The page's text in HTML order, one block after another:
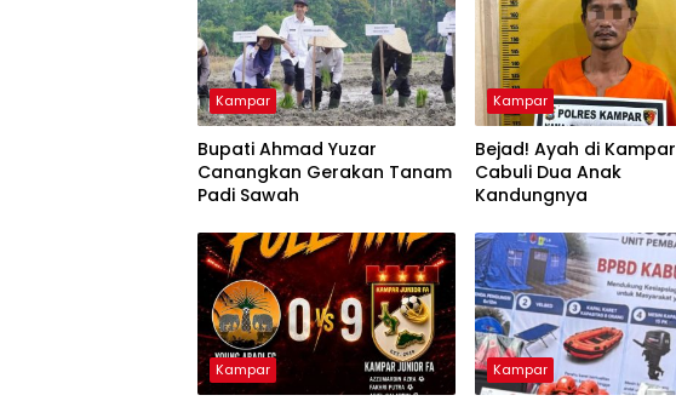
Kampar
Bupati Ahmad Yuzar
Canangkan Gerakan Tanam
Padi Sawah
Kampar
Bejad! Ayah di Kampar
Cabuli Dua Anak
Kandungnya
Kampar Kampar